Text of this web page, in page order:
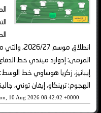
انطلاق
المرمى: إدوارد ميندي خط
إيبانيز، زكريا هوساوي خط الوسط:
الهجوم: ترينكاو، إيفان توني،
10 Aug 2026 08:42:02 +0000